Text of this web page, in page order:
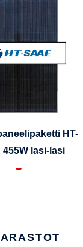
HT-
455W lasi-lasi